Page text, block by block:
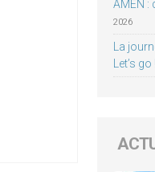
AMEN :
2026
La
Let’s go